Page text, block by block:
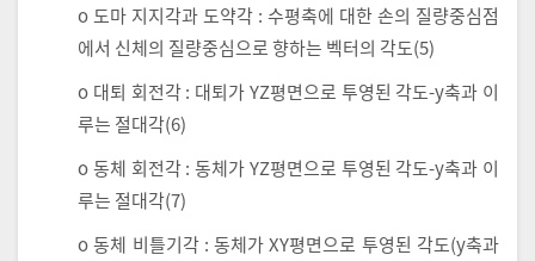
o 도마 지지각과 도약각 : 수평축에 대한 손의 질량중심점
에서 신체의 질량중심으로 향하는 벡터의 각도(5)
o 대퇴 회전각 : 대퇴가 YZ평면으로 투영된 각도-y축과 이
루는 절대각(6)
o 동체 회전각 : 동체가 YZ평면으로 투영된 각도-y축과 이
루는 절대각(7)
o 동체 비틀기각 : 동체가 XY평면으로 투영된 각도(y축과